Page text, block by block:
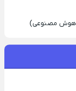
(هوش مصنوعی)